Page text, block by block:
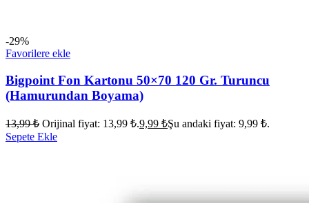
-29%
Favorilere ekle
Bigpoint Fon Kartonu 50×70 120 Gr. Turuncu
(Hamurundan Boyama)
13,99₺ Orijinal fiyat: 13,99 ₺.9,99 ₺Şu andaki fiyat: 9,99 ₺.
Sepete Ekle